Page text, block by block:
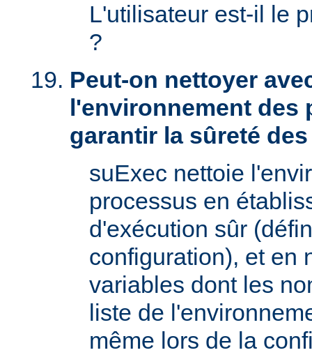
L'utilisateur est-il le
?
Peut-on nettoyer
l'environnement des
garantir la sûreté
suExec nettoie
processus en
d'exécution sûr
configuration), et en
variables dont les
liste de
même lors de la